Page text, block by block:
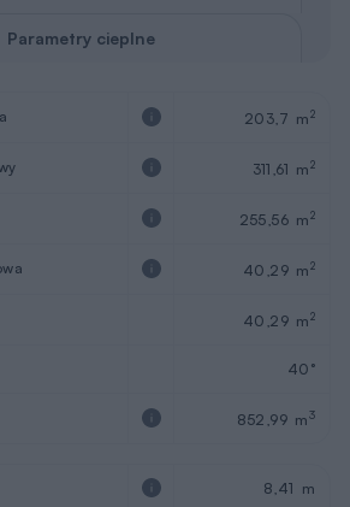
Parametry cieplne
203,7 m2
311,61 m2
255,56 m2
40,29 m2
40,29 m2
40°
852,99 m3
8,41 m